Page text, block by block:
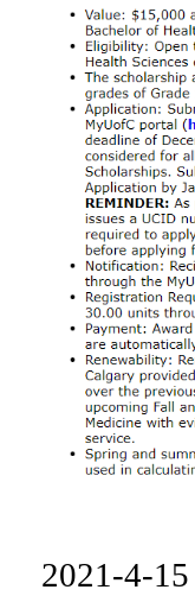
2021-4-15